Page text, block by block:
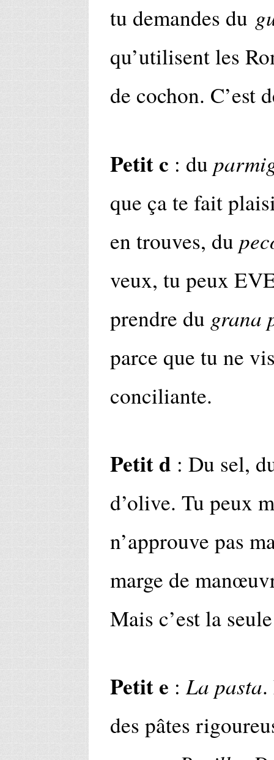
tu demandes du
qu’utilisent les
de cochon. C’est
Petit c : du
que ça te fait
en trouves, du
veux, tu peux
prendre du grana
parce que tu ne
conciliante.
Petit d : Du sel,
d’olive. Tu peux
n’approuve pas
marge de
Mais c’est la
Petit e :La pasta.
des pâtes